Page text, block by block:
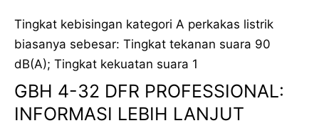
Tingkat kebisingan kategori A perkakas listrik
biasanya sebesar: Tingkat tekanan suara 90
dB(A); Tingkat kekuatan suara 1
GBH 4-32 DFR PROFESSIONAL:
INFORMASI LEBIH LANJUT